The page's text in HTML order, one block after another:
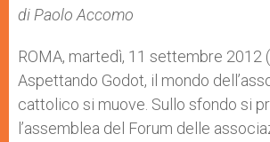
p
p
g
e
o
k
di Paolo Accomo
ROMA, martedì, 11 settembre 2012 (
Aspettando Godot, il mondo
cattolico si muove. Sullo sfondo si
l’assemblea del Forum delle